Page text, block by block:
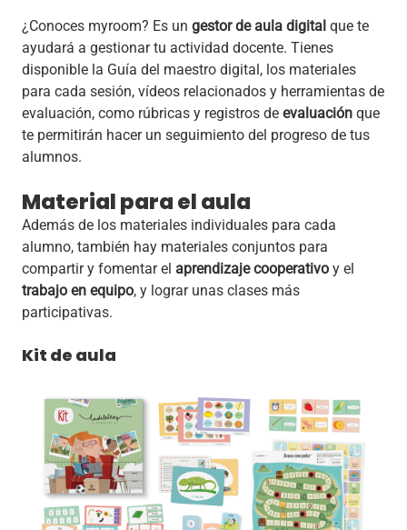
¿Conoces myroom? Es un gestor de aula digital que te
ayudará a gestionar tu actividad docente. Tienes
disponible la Guía del maestro digital, los materiales
para cada sesión, vídeos relacionados y herramientas de
evaluación, como rúbricas y registros de evaluación que
te permitirán hacer un seguimiento del progreso de tus
alumnos.
Material para el aula
Además de los materiales individuales para cada
alumno, también hay materiales conjuntos para
compartir y fomentar el aprendizaje cooperativo y el
trabajo en equipo, y lograr unas clases más
participativas.
Kit de aula